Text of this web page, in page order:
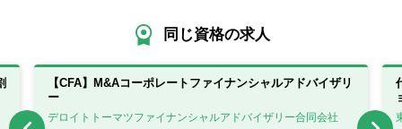
同じ資格の求人
【CFA】M&Aコーポレートファイナンシャルアドバイザリ
ー
デロイトトーマツファイナンシャルアドバイザリー合同会社